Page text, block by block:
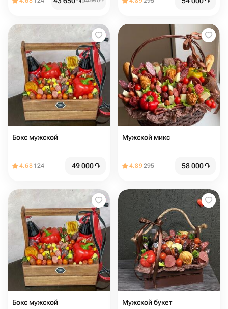
Бокс мужской
4.68 124 49 000֏
Мужской микс
4.89295 58 000֏
Бокс мужской Мужской букет